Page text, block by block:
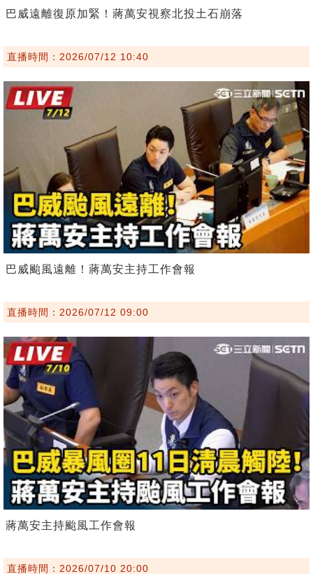
巴威遠離復原加緊！蔣萬安視察北投土石崩落
直播時間：2026/07/12 10:40
巴威颱風遠離！蔣萬安主持工作會報
直播時間：2026/07/12 09:00
蔣萬安主持颱風工作會報
直播時間：2026/07/10 20:00